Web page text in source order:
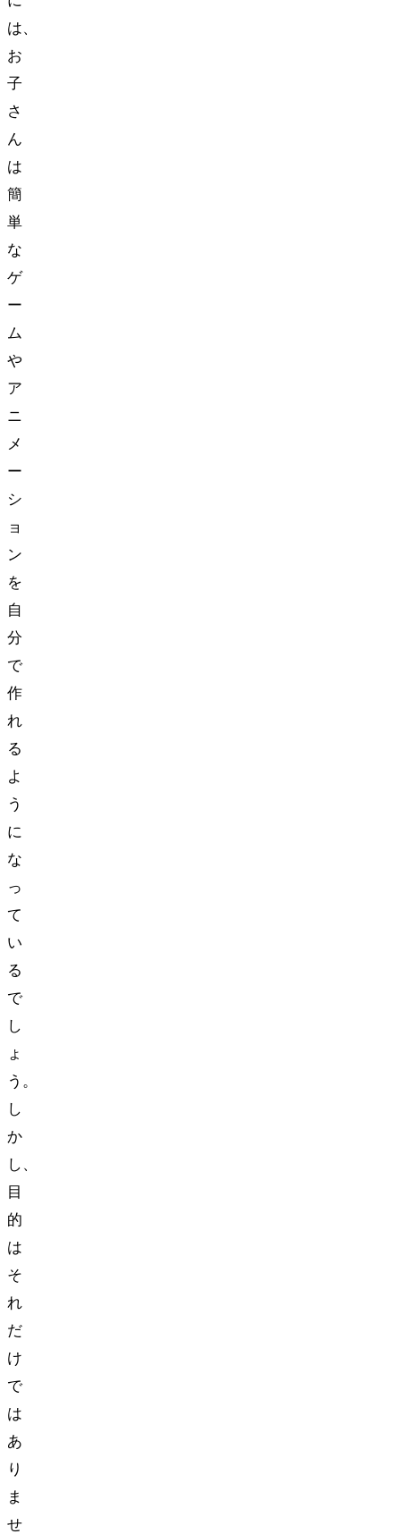
は、
お
子
さ
ん
は
簡
単
な
ゲ
ー
ム
や
ア
ニ
メ
ー
シ
ョ
ン
を
自
分
で
作
れ
る
よ
う
に
な
っ
て
い
る
で
し
ょ
う。
し
か
し、
目
的
は
そ
れ
だ
け
で
は
あ
り
ま
せ